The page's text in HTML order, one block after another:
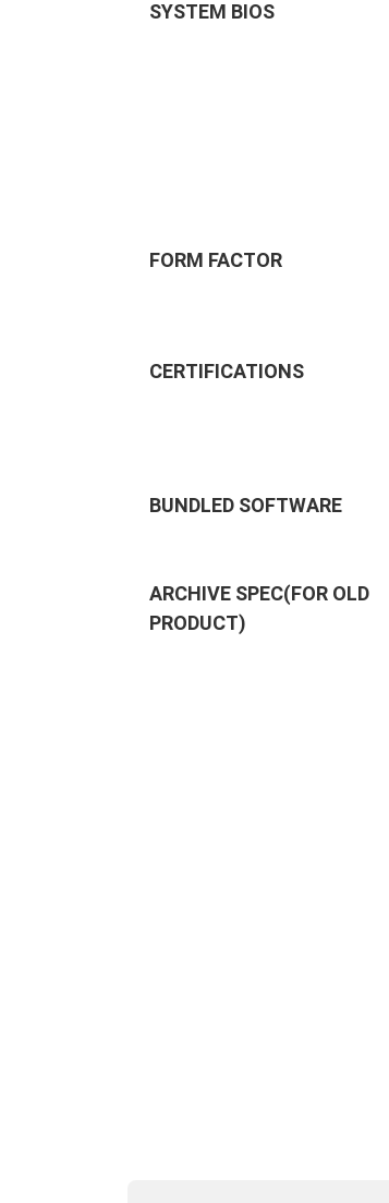
SYSTEM BIOS
FORM FACTOR
CERTIFICATIONS
BUNDLED SOFTWARE
ARCHIVE SPEC(FOR OLD
PRODUCT)